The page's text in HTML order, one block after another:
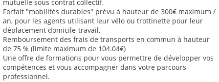
mutuelle sous contrat collectif,
Forfait "mobilités durables" prévu à hauteur de 300€ maximum /
an, pour les agents utilisant leur vélo ou trottinette pour leur
déplacement domicile-travail,
Remboursement des frais de transports en commun à hauteur
de 75 % (limite maximum de 104.04€)
Une offre de formations pour vous permettre de développer vos
compétences et vous accompagner dans votre parcours
professionnel.